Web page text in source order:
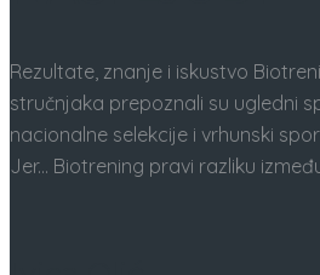
Rezultate, znanje i iskustvo
stručnjaka prepoznali su ugledni
nacionalne selekcije i vrhunski
Jer... Biotrening pravi razliku